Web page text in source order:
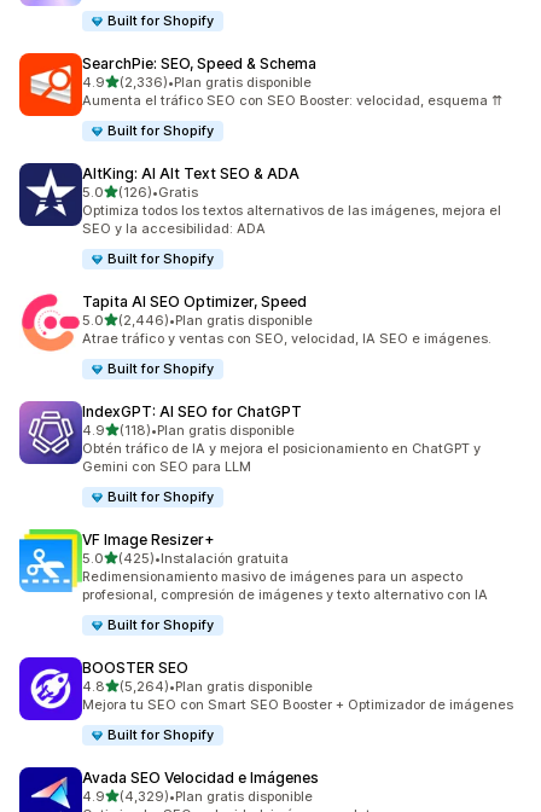
Built for Shopify
SearchPie: SEO, Speed & Schema
4.9de 5 estrellas
(2,336)
2336 reseñas en total
•Plan gratis disponible
Aumenta el tráfico SEO con SEO Booster: velocidad, esquema ⇈
Built for Shopify
AltKing: AI Alt Text SEO & ADA
5.0de 5 estrellas
(126)
126 reseñas en total
•Gratis
Optimiza todos los textos alternativos de las imágenes, mejora el
SEO y la accesibilidad: ADA
Built for Shopify
Tapita AI SEO Optimizer, Speed
5.0de 5 estrellas
(2,446)
2446 reseñas en total
•Plan gratis disponible
Atrae tráfico y ventas con SEO, velocidad, IA SEO e imágenes.
Built for Shopify
IndexGPT: AI SEO for ChatGPT
4.9de 5 estrellas
(118)
118 reseñas en total
•Plan gratis disponible
Obtén tráfico de IA y mejora el posicionamiento en ChatGPT y
Gemini con SEO para LLM
Built for Shopify
VF Image Resizer+
5.0de 5 estrellas
(425)
425 reseñas en total
•Instalación gratuita
Redimensionamiento masivo de imágenes para un aspecto
profesional, compresión de imágenes y texto alternativo con IA
Built for Shopify
BOOSTER SEO
4.8de 5 estrellas
(5,264)
5264 reseñas en total
•Plan gratis disponible
Mejora tu SEO con Smart SEO Booster + Optimizador de imágenes
Built for Shopify
Avada SEO Velocidad e Imágenes
4.9de 5 estrellas
(4,329)
4329 reseñas en total
•Plan gratis disponible